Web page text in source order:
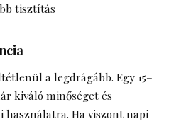
tisztítás
a legdrágább. Egy 15–
kiváló minőséget és
Ha viszont napi